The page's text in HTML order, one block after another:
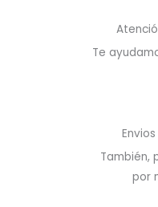
Te
También,
por